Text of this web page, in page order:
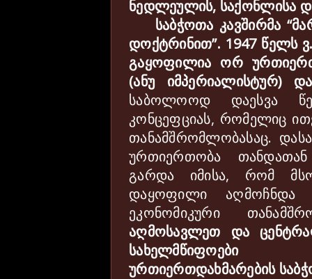
ნედლეულის, საქონლისა
საბჭოთა კავშირმა “
დოქტრინით”. 1947 წელს ვ
გაყოფილია ორ
(ანუ იმპერიალისტურ) და
საბოლოოდ
დაესვა
კონცეფციას, რომელიც
თანამშრომლობასაც.
ურთიერთობა
თანდათან
გარდა
იმისა, რომ
დაყოფილი
აღმოჩნდა
ეკონომიკური
აღმოსავლეთ
და
ურთიერთდახმარების